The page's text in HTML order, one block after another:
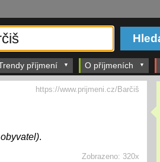
příjmení O příjmeních
Zobrazeno: 320x
obyvatel).
https://www.prijmeni.cz/Barčiš